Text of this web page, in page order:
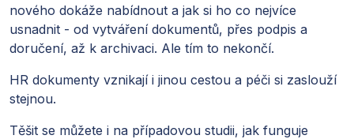
nového dokáže nabídnout a jak si ho co nejvíce
usnadnit - od vytváření dokumentů, přes podpis a
doručení, až k archivaci. Ale tím to nekončí.
HR dokumenty vznikají i jinou cestou a péči si zaslouží
stejnou.
Těšit se můžete i na případovou studii, jak funguje